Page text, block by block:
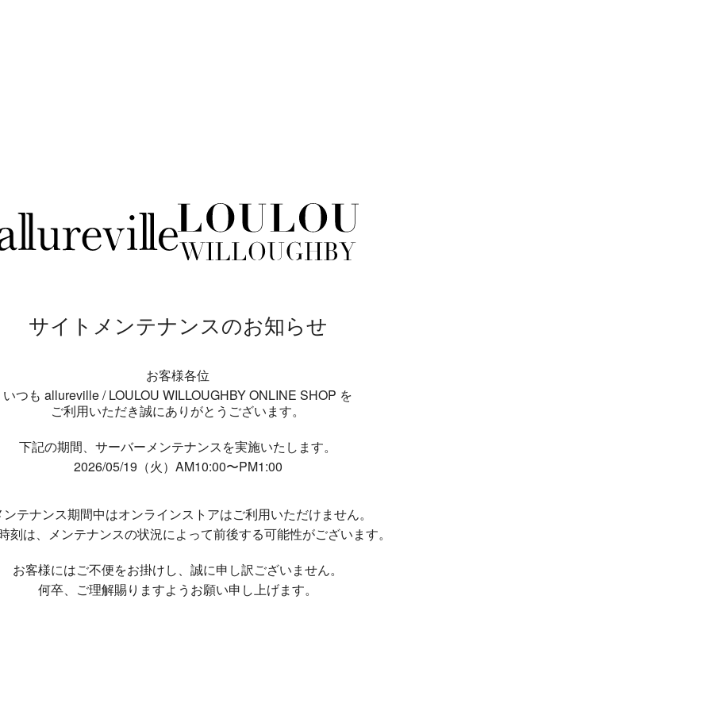
サイトメンテナンスのお知らせ
お客様各位
いつも allureville / LOULOU WILLOUGHBY ONLINE SHOP を
ご利用いただき誠にありがとうございます。
下記の期間、サーバーメンテナンスを実施いたします。
2026/05/19（火）AM10:00〜PM1:00
ンテナンス期間中はオンラインストアはご利用いただけません。
刻は、メンテナンスの状況によって前後する可能性がございます。
お客様にはご不便をお掛けし、 誠に申し訳ございません。
何卒、ご理解賜りますようお願い申し上げます。